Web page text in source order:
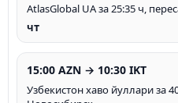
AtlasGlobal UA за 25:35 ч,
чт
15:00 AZN → 10:30 IKT
Узбекистон хаво йуллари за